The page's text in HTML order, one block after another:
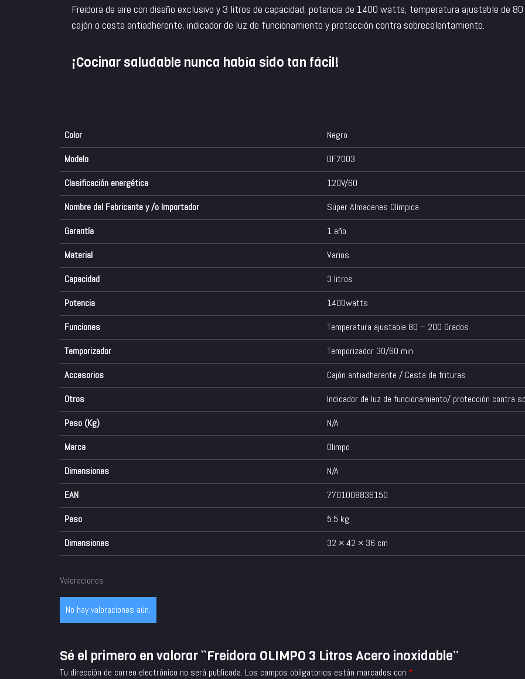
Freidora de aire con diseño exclusivo y 3 litros de capacidad, potencia de 1400 watts, temperatura ajustable de
cajón o cesta antiadherente, indicador de luz de funcionamiento y protección contra sobrecalentamiento.
¡Cocinar saludable nunca había sido tan fácil!
Color
Negro
Modelo
DF7003
Clasificación energética
120V/60
Nombre del Fabricante y /o Importador
Súper Almacenes Olímpica
Garantía
1 año
Material
Varios
Capacidad
3 litros
Potencia
1400watts
Funciones
Temperatura ajustable 80 – 200 Grados
Temporizador
Temporizador 30/60 min
Accesorios
Cajón antiadherente / Cesta de frituras
Otros
Indicador de luz de funcionamiento/ protección contra
Peso (Kg)
N/A
Marca
Olimpo
Dimensiones
N/A
EAN
7701008836150
Peso
5.5 kg
Dimensiones
32 × 42 × 36 cm
Valoraciones
No hay valoraciones aún.
Sé el primero en valorar “Freidora OLIMPO 3 Litros Acero inoxidable”
Tu dirección de correo electrónico no será publicada. Los campos obligatorios están marcados con *